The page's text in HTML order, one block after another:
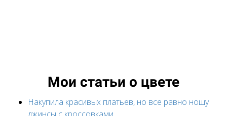
Мои статьи о цвете
Накупила красивых платьев, но все равно ношу